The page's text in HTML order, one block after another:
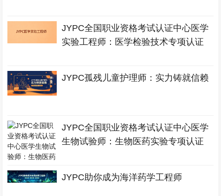
JYPC全国职业资格考试认证中心医学
实验工程师：医学检验技术专项认证
JYPC孤残儿童护理师：实力铸就信赖
JYPC全国职业资格考试认证中心医学
生物试验师：生物医药实验专项认证
JYPC助你成为海洋药学工程师